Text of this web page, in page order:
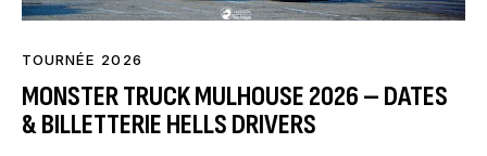
TOURNÉE 2026
MONSTER TRUCK MULHOUSE 2026 – DATES
& BILLETTERIE HELLS DRIVERS